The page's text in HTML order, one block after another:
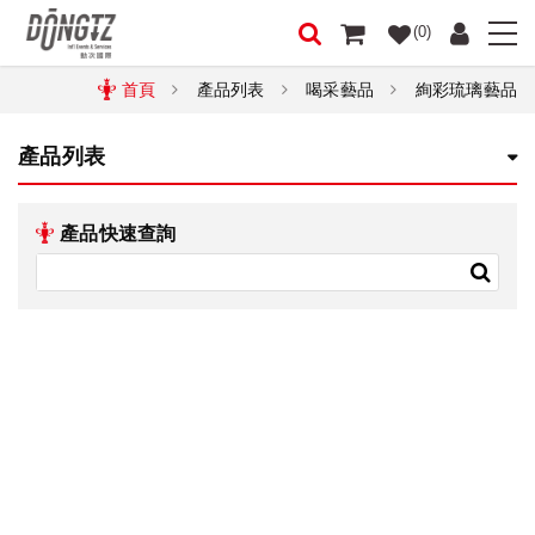
(0)
首頁 產品列表 喝采藝品 絢彩琉璃藝品
產品列表
產品快速查詢